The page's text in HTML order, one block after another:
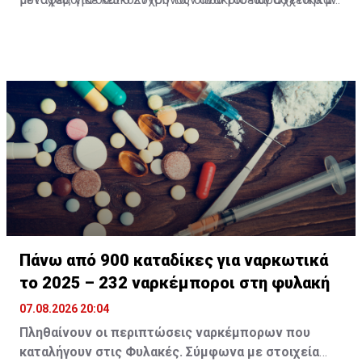
Πάνω από 900 καταδίκες για ναρκωτικά
το 2025 – 232 ναρκέμποροι στη φυλακή
07.08.2026 20:04
Πληθαίνουν οι περιπτώσεις ναρκέμπορων που
καταλήγουν στις Φυλακές. Σύμφωνα με στοιχεία